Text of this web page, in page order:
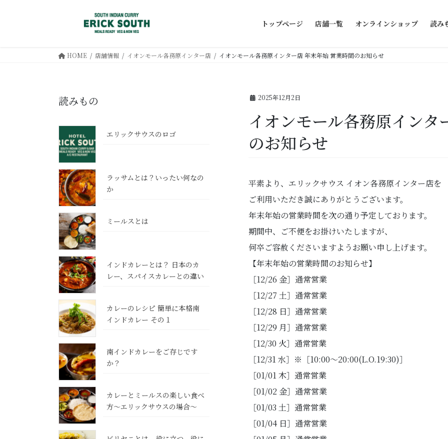
トップページ 店舗一覧 オンラインショップ 読み
HOME 店舗情報 イオンモール各務原インター店 イオンモール各務原インター店 年末年始 営業時間のお知らせ
2025年12月2日
イオンモール各務原イン
のお知らせ
平素より、エリックサウス イオン各務原インター店を
ご利用いただき誠にありがとうございます。
年末年始の営業時間を次の通り予定しております。
期間中、ご不便をお掛けいたしますが、
何卒ご容赦くださいますようお願い申し上げます。
【年末年始の営業時間のお知らせ】
［12/26 金］通常営業
［12/27 土］通常営業
［12/28 日］通常営業
［12/29 月］通常営業
［12/30 火］通常営業
［12/31 水］※［10:00～20:00(L.O.19:30)］
［01/01 木］通常営業
［01/02 金］通常営業
［01/03 土］通常営業
［01/04 日］通常営業
読みもの
エリックサウスのロゴ
ラッサムとは？いったい何なの
か
ミールスとは
インドカレーとは？ 日本のカ
レー、スパイスカレーとの違い
カレーのレシピ 簡単に本格南
インドカレー その１
南インドカレーをご存じです
か？
カレーとミールスの楽しい食べ
方～エリックサウスの場合～